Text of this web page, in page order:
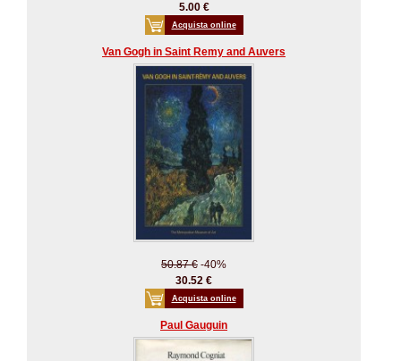
5.00 €
Acquista online
Van Gogh in Saint Remy and Auvers
50.87 € -40%
30.52 €
Acquista online
Paul Gauguin